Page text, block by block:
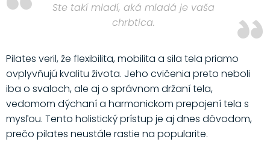
Ste takí mladí, aká mladá je vaša
chrbtica.
Pilates veril, že flexibilita, mobilita a sila tela priamo
ovplyvňujú kvalitu života. Jeho cvičenia preto neboli
iba o svaloch, ale aj o správnom držaní tela,
vedomom dýchaní a harmonickom prepojení tela s
mysľou. Tento holistický prístup je aj dnes dôvodom,
prečo pilates neustále rastie na popularite.